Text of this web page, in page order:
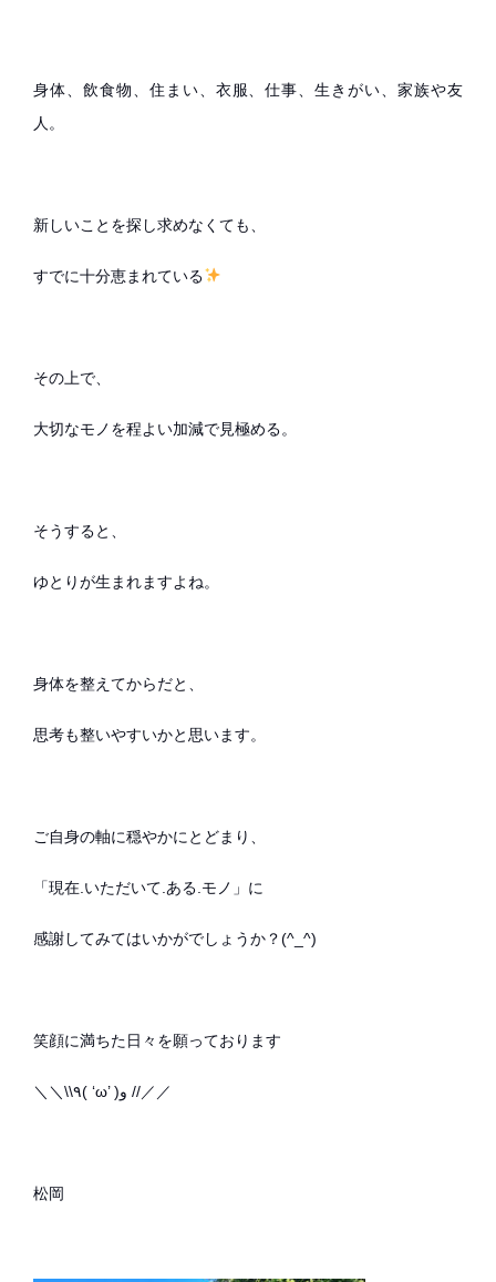
身体、飲食物、住まい、衣服、仕事、生きがい、家族や友
人。
新しいことを探し求めなくても、
すでに十分恵まれている
その上で、
大切なモノを程よい加減で見極める。
そうすると、
ゆとりが生まれますよね。
身体を整えてからだと、
思考も整いやすいかと思います。
ご自身の軸に穏やかにとどまり、
「現在.いただいて.ある.モノ」に
感謝してみてはいかがでしょうか？(^_^)
笑顔に満ちた日々を願っております
＼＼\\٩( ‘ω’ )و //／／
松岡